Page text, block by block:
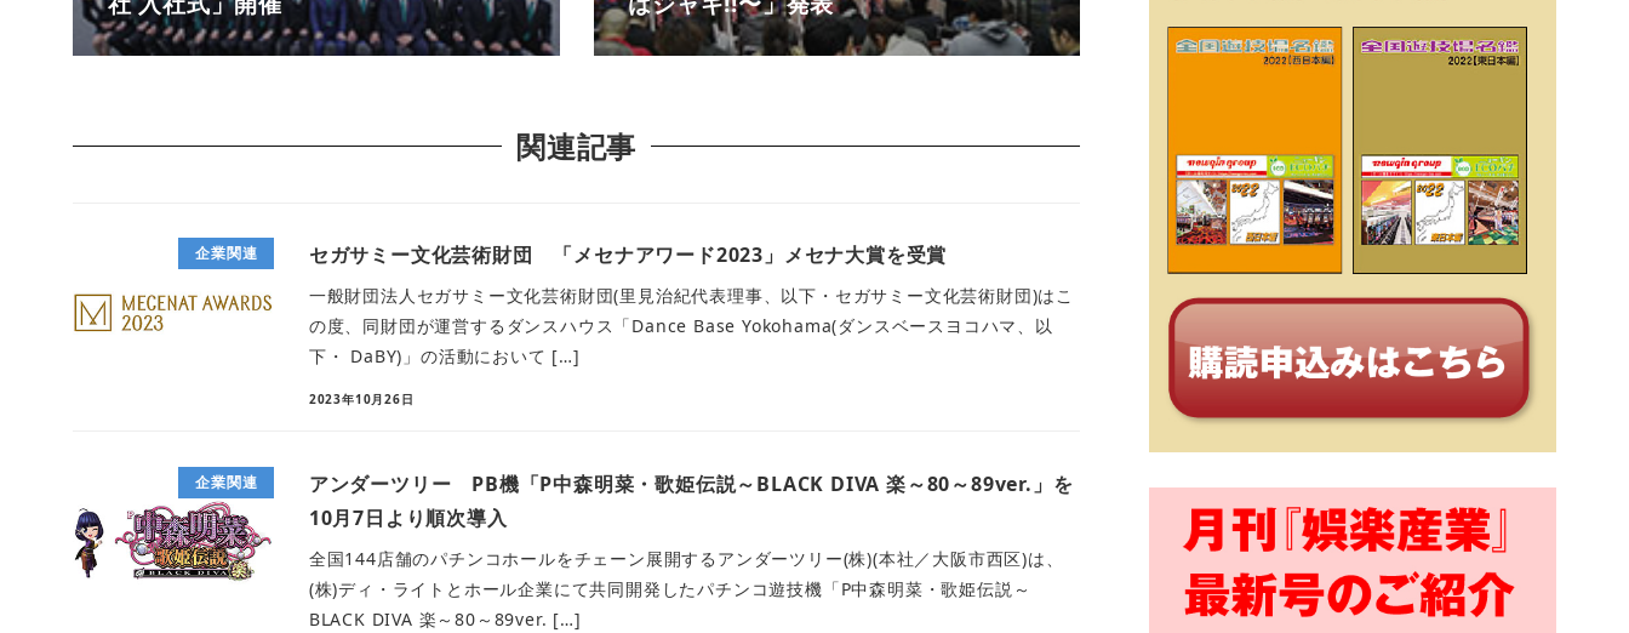
関連記事
企業関連 セガサミー文化芸術財団 「メセナアワード2023」メセナ大賞を受賞
一般財団法人セガサミー文化芸術財団(里見治紀代表理事、以下・セガサミー文化芸術財団)はこ
の度、同財団が運営するダンスハウス「Dance Base Yokohama(ダンスベースヨコハマ、以
下・ DaBY)」の活動において […]
2023年10月26日
企業関連
アンダーツリー PB機「P中森明菜・歌姫伝説～BLACK DIVA 楽～80～89ver.」を
10月7日より順次導入
全国144店舗のパチンコホールをチェーン展開するアンダーツリー(株)(本社／大阪市西区)は、
(株)ディ・ライトとホール企業にて共同開発したパチンコ遊技機「P中森明菜・歌姫伝説～
BLACK DIVA 楽～80～89ver. […]